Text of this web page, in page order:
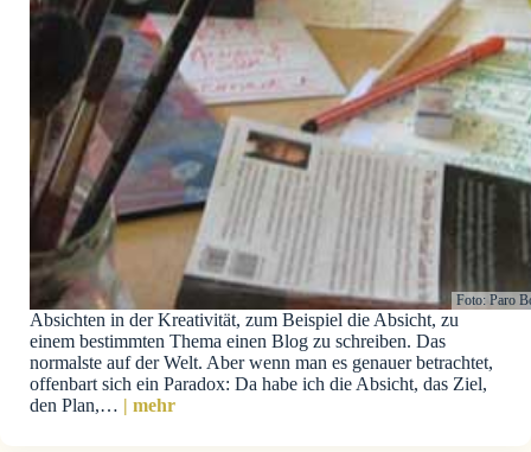
Foto: Paro
Absichten in der Kreativität, zum Beispiel die Absicht, zu
einem bestimmten Thema einen Blog zu schreiben. Das
normalste auf der Welt. Aber wenn man es genauer betrachtet,
offenbart sich ein Paradox: Da habe ich die Absicht, das Ziel,
den Plan,… | mehr